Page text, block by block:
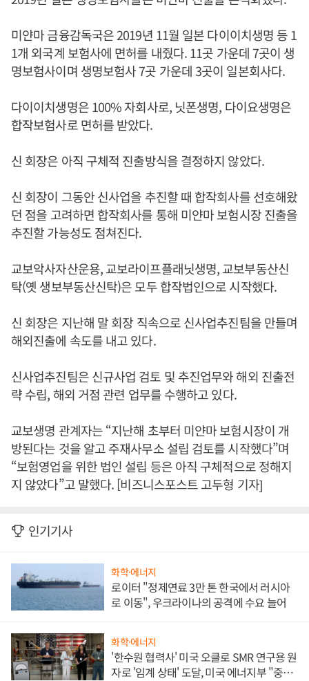
미얀마 금융감독국은 2019년 11월 일본 다이이치생명 등 1
1개 외국계 보험사에 면허를 내줬다. 11곳 가운데 7곳이 생
명보험사이며 생명보험사 7곳 가운데 3곳이 일본회사다.
다이이치생명은 100% 자회사로, 닛폰생명, 다이요생명은
합작보험사로 면허를 받았다.
신 회장은 아직 구체적 진출방식을 결정하지 않았다.
신 회장이 그동안 신사업을 추진할 때 합작회사를 선호해왔
던 점을 고려하면 합작회사를 통해 미얀마 보험시장 진출을
추진할 가능성도 점쳐진다.
교보악사자산운용, 교보라이프플래닛생명, 교보부동산신
탁(옛 생보부동산신탁)은 모두 합작법인으로 시작했다.
신 회장은 지난해 말 회장 직속으로 신사업추진팀을 만들며
해외진출에 속도를 내고 있다.
신사업추진팀은 신규사업 검토 및 추진업무와 해외 진출전
략 수립, 해외 거점 관련 업무를 수행하고 있다.
교보생명 관계자는 “지난해 초부터 미얀마 보험시장이 개
방된다는 것을 알고 주재사무소 설립 검토를 시작했다”며
“보험영업을 위한 법인 설립 등은 아직 구체적으로 정해지
지 않았다”고 말했다. [비즈니스포스트 고두형 기자]
인기기사
화학·에너지
로이터 "정제연료 3만 톤 한국에서 러시아
로 이동", 우크라이나의 공격에 수요 늘어
화학·에너지
'한수원 협력사' 미국 오클로 SMR 연구용 원
자로 '임계 상태' 도달, 미국 에너지부 "중요